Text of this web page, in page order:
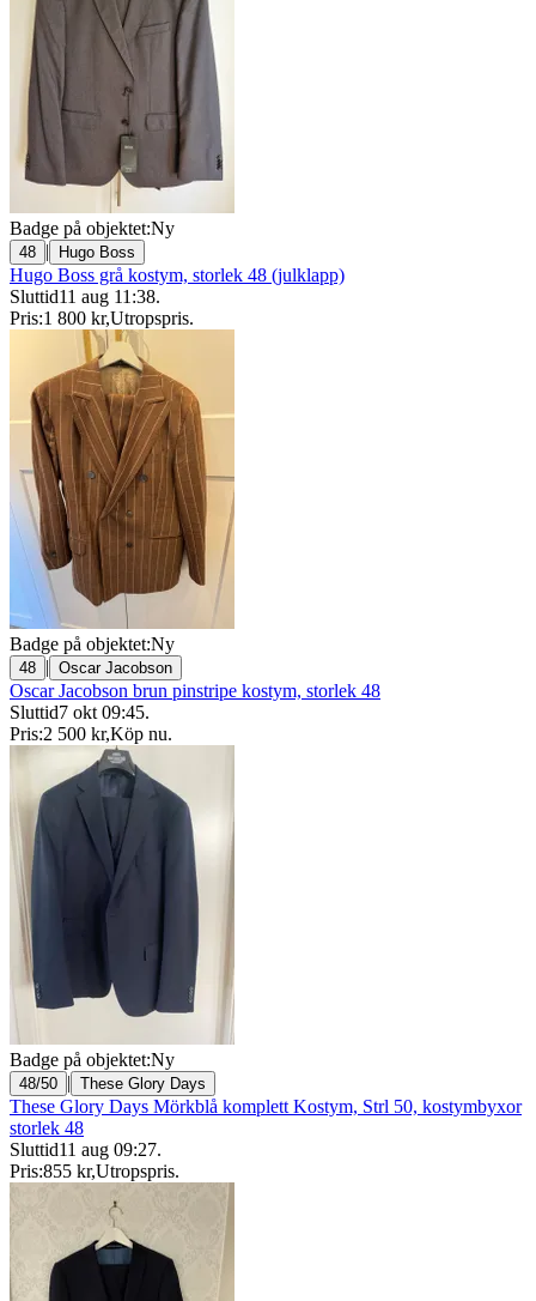
Badge på objektet:Ny
48 | Hugo Boss
Hugo Boss grå kostym, storlek 48 (julklapp)
Sluttid11 aug 11:38.
Pris:1 800 kr,Utropspris.
Badge på objektet:Ny
48 | Oscar Jacobson
Oscar Jacobson brun pinstripe kostym, storlek 48
Sluttid7 okt 09:45.
Pris:2 500 kr,Köp nu.
Badge på objektet:Ny
48/50 | These Glory Days
These Glory Days Mörkblå komplett Kostym, Strl 50, kostymbyxor
storlek 48
Sluttid11 aug 09:27.
Pris:855 kr,Utropspris.